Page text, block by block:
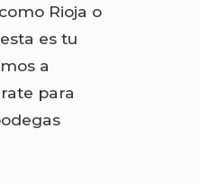
Rioja o
es tu
a
para